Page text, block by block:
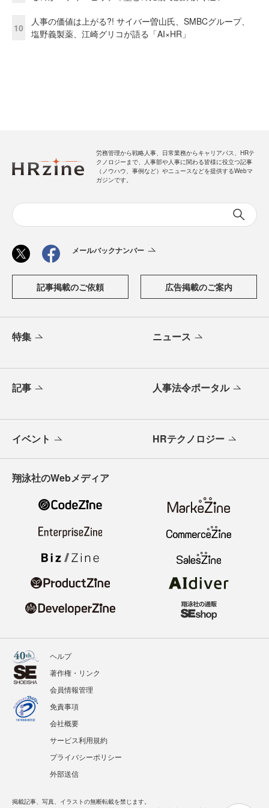
10
人事の価値は上がる?! サイバー曽山氏、SMBCグループ、
塩野義製薬、江崎グリコが語る「AI×HR」
労務管理から戦略人事、日常業務からキャリアパス、HRテ
クノロジーまで、人事部や人事に関わる皆様に役立つ記事
（ノウハウ、事例など）やニュースなどを提供するWebマ
ガジンです。
メールバックナンバー
記事掲載のご依頼 広告掲載のご案内
特集 ニュース
記事 人事法令ポータル
イベント HRテクノロジー
翔泳社のWebメディア
ヘルプ
著作権・リンク
会員情報管理
免責事項
会社概要
サービス利用規約
プライバシーポリシー
外部送信
掲載記事、写真、イラストの無断転載を禁じます。